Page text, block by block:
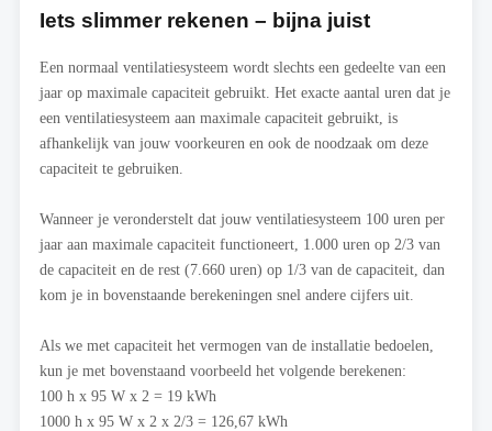
Iets slimmer rekenen – bijna juist
Een normaal ventilatiesysteem wordt slechts een gedeelte van een
jaar op maximale capaciteit gebruikt. Het exacte aantal uren dat je
een ventilatiesysteem aan maximale capaciteit gebruikt, is
afhankelijk van jouw voorkeuren en ook de noodzaak om deze
capaciteit te gebruiken.
Wanneer je veronderstelt dat jouw ventilatiesysteem 100 uren per
jaar aan maximale capaciteit functioneert, 1.000 uren op 2/3 van
de capaciteit en de rest (7.660 uren) op 1/3 van de capaciteit, dan
kom je in bovenstaande berekeningen snel andere cijfers uit.
Als we met capaciteit het vermogen van de installatie bedoelen,
kun je met bovenstaand voorbeeld het volgende berekenen:
100 h x 95 W x 2 = 19 kWh
1000 h x 95 W x 2 x 2/3 = 126,67 kWh